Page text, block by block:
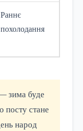
Раннє
похолодання
зима буде
посту стане
народ